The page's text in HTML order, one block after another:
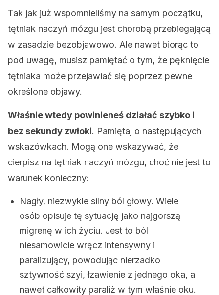
Tak jak już wspomnieliśmy na samym początku,
tętniak naczyń mózgu jest chorobą przebiegającą
w zasadzie bezobjawowo. Ale nawet biorąc to
pod uwagę, musisz pamiętać o tym, że pęknięcie
tętniaka może przejawiać się poprzez pewne
określone objawy.
Właśnie wtedy powinieneś działać szybko i
bez sekundy zwłoki. Pamiętaj o następujących
wskazówkach. Mogą one wskazywać, że
cierpisz na tętniak naczyń mózgu, choć nie jest to
warunek konieczny:
Nagły, niezwykle silny ból głowy. Wiele
osób opisuje tę sytuację jako najgorszą
migrenę w ich życiu. Jest to ból
niesamowicie wręcz intensywny i
paraliżujący, powodując nierzadko
sztywność szyi, łzawienie z jednego oka, a
nawet całkowity paraliż w tym właśnie oku.